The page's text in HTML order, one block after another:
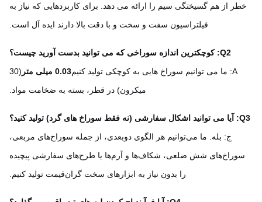
از هم گسیختگی سیم را ارائه می دهد. برای کاربردهایی که نیاز به
فیلتراسیون سفت و سخت و با دقت بالا دارند ایده آل است.
0.03 میلی متر
(30
میکرون) در قطر، بسته به ضخامت مواد.
ج: بله. ما می‌توانیم هر الگوی دوبعدی، از جمله سوراخ‌های مربعی،
شش ضلعی، شکاف‌ها و آرم‌ها یا طرح‌های سفارشی پیچیده
را بدون نیاز به ابزارهای سخت گران‌قیمت تولید کنیم.